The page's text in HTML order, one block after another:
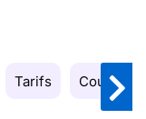
Tarifs Couleurs